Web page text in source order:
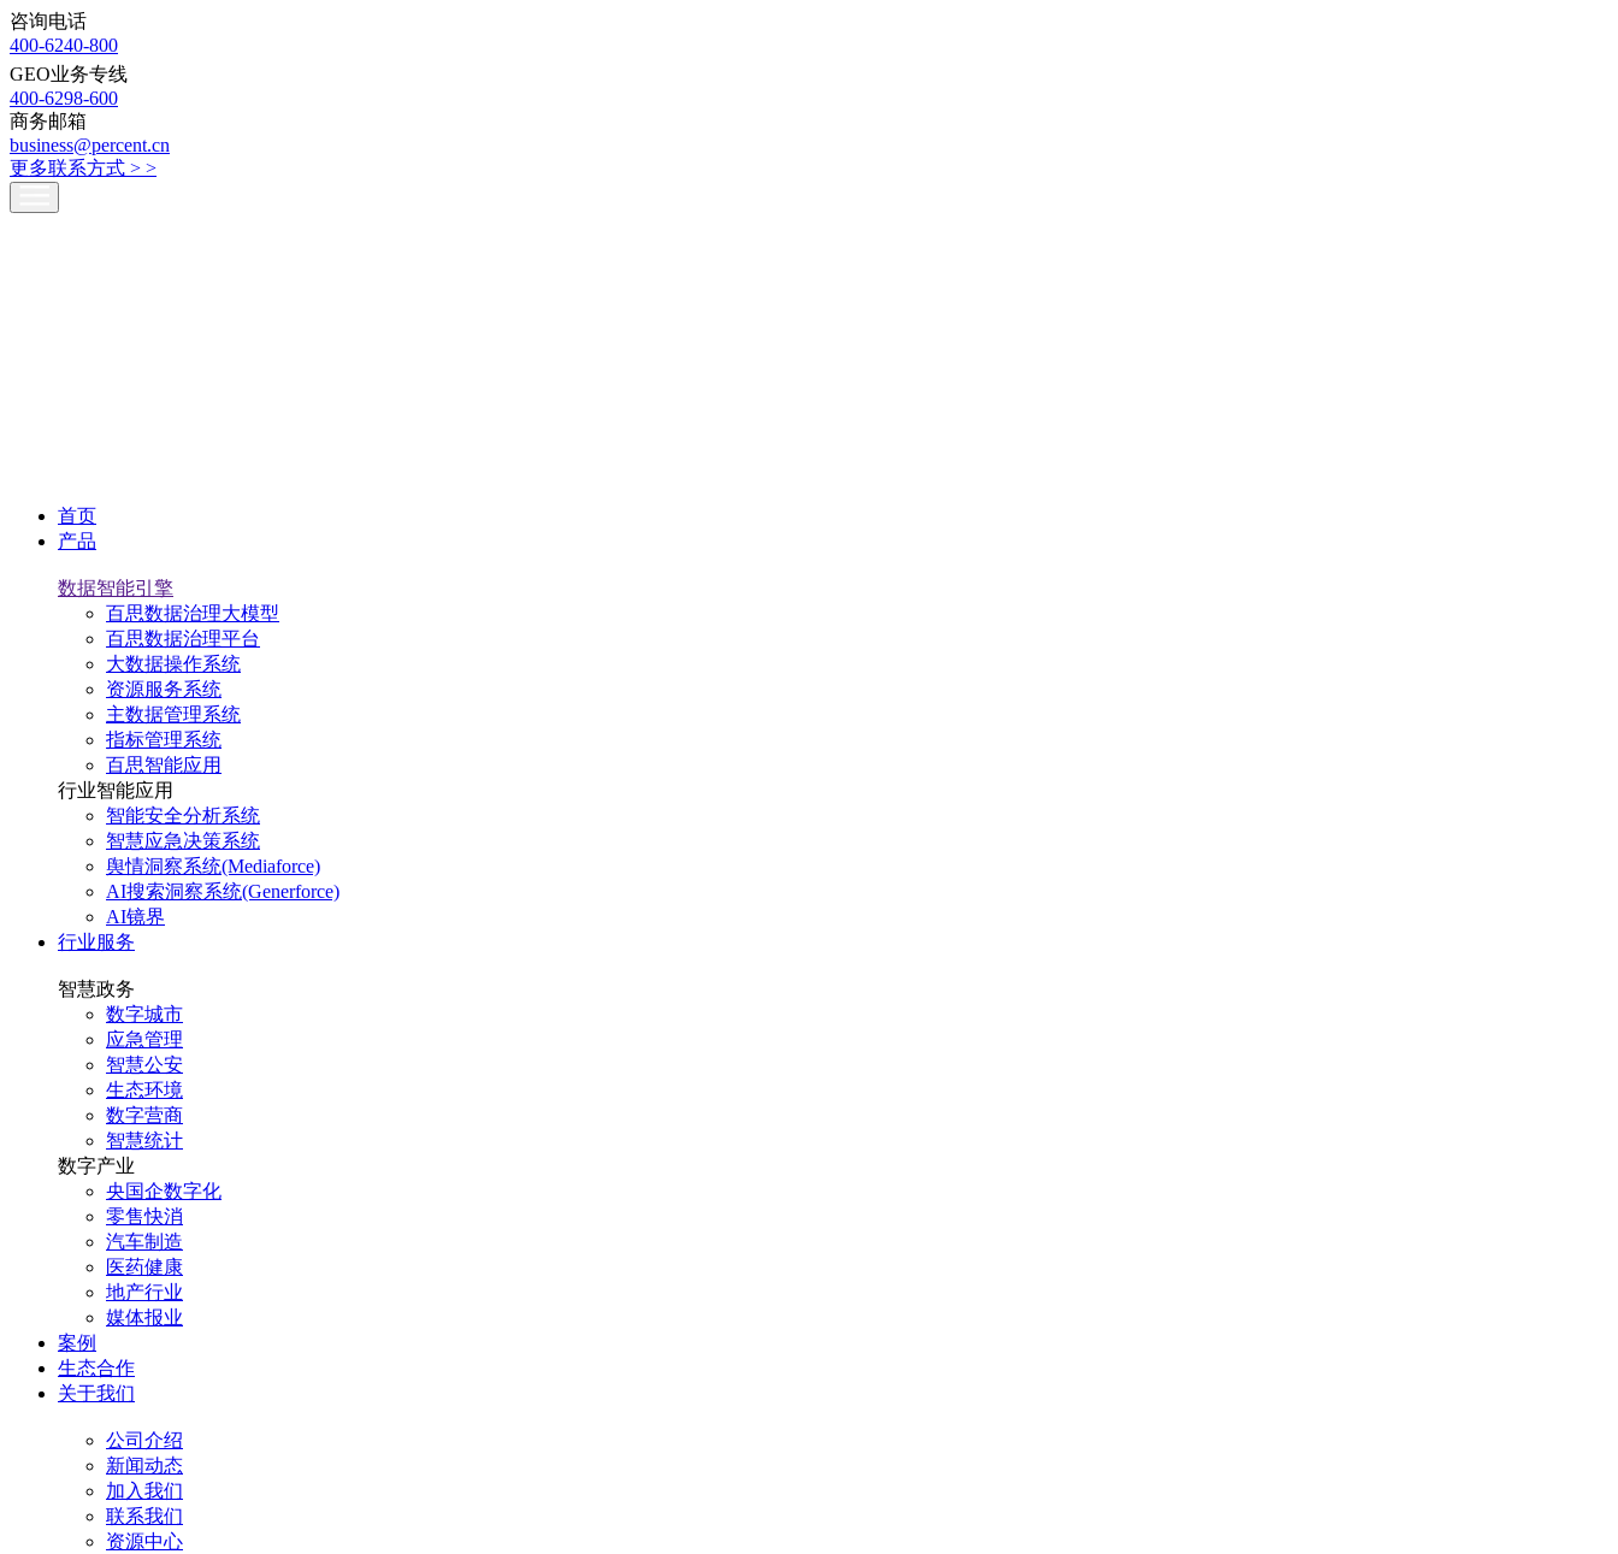
咨询电话
400-6240-800
GEO业务专线
400-6298-600
商务邮箱
business@percent.cn
更多联系方式 > >
首页
产品
数据智能引擎
百思数据治理大模型
百思数据治理平台
大数据操作系统
资源服务系统
主数据管理系统
指标管理系统
百思智能应用
行业智能应用
智能安全分析系统
智慧应急决策系统
舆情洞察系统(Mediaforce)
AI搜索洞察系统(Generforce)
AI镜界
行业服务
智慧政务
数字城市
应急管理
智慧公安
生态环境
数字营商
智慧统计
数字产业
央国企数字化
零售快消
汽车制造
医药健康
地产行业
媒体报业
案例
生态合作
关于我们
公司介绍
新闻动态
加入我们
联系我们
资源中心